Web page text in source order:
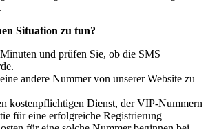
Situation zu tun?
und prüfen Sie, ob die SMS
andere Nummer von unserer Website zu
kostenpflichtigen Dienst, der VIP-Nummern
für eine erfolgreiche Registrierung